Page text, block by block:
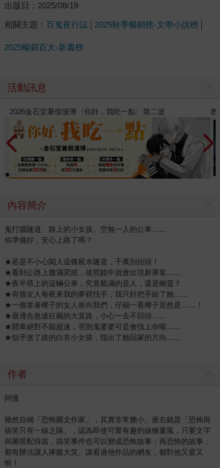
出版日： 2025/08/19
相關主題： 百鬼夜行誌 2025秋季暢銷榜-文學小說榜
2025暢銷百大-新書榜
活動訊息
教場電影版 金
內容簡介
鬼打牆隧道、路上的小女孩、空無一人的公車……
你準備好，安心上路了嗎？
★若是不小心闖入這條屍水隧道，千萬別抬頭！
★看到公路上撒滿冥紙，後照鏡中就會出現新乘客……
★夜半搭上的這輛公車，究竟載滿的是人，還是幽靈？
★有個女人每夜來我的夢裡找手，我只好把手給了她……
★一個拿著椰子的女人衝向我們，仔細一看椰子居然是……！
★最適合急速狂飆的大直路，小心一去不回頭……
★開車絕對不能超速，否則鬼婆婆可是會找上你喔……
★似乎迷了路的白衣小女孩，指出了她回家的方向……
作者
阿慢
雖然自稱「恐怖圖文作家」，其實非常膽小。座右銘是「恐怖與
搞笑只有一線之隔」，認為即使可愛有趣的線條畫風，只要文字
與圖搭配得當，搞笑事件也可以變成恐怖故事；再恐怖的故事，
都有辦法讓人捧腹大笑。讓看過他作品的網友，都對他又愛又
恨！